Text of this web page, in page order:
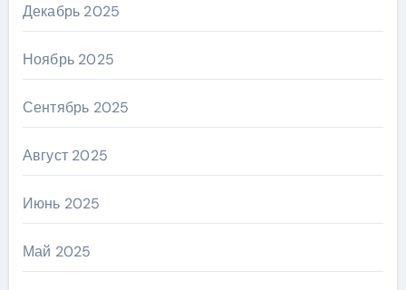
Декабрь 2025
Ноябрь 2025
Сентябрь 2025
Август 2025
Июнь 2025
Май 2025